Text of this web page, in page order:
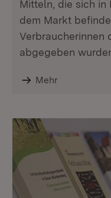
Mitteln, die sich
dem Markt
Verbraucherinnen
abgegeben
Mehr